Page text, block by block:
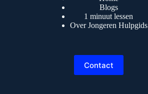
Blogs
1 minuut lessen
Over Jongeren Hulpgids
Contact